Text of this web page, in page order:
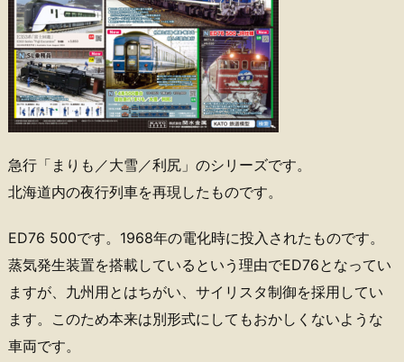
急行「まりも／大雪／利尻」のシリーズです。
北海道内の夜行列車を再現したものです。
ED76 500です。1968年の電化時に投入されたものです。
蒸気発生装置を搭載しているという理由でED76となってい
ますが、九州用とはちがい、サイリスタ制御を採用してい
ます。このため本来は別形式にしてもおかしくないような
車両です。